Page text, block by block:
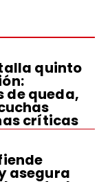
quinto
de queda,
críticas
asegura